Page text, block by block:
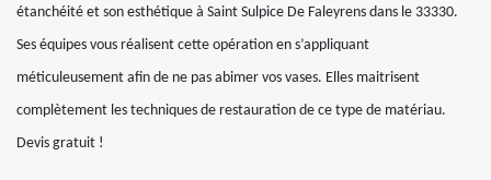
étanchéité et son esthétique à Saint Sulpice De Faleyrens dans le 33330.
Ses équipes vous réalisent cette opération en s’appliquant
méticuleusement afin de ne pas abimer vos vases. Elles maitrisent
complètement les techniques de restauration de ce type de matériau.
Devis gratuit !